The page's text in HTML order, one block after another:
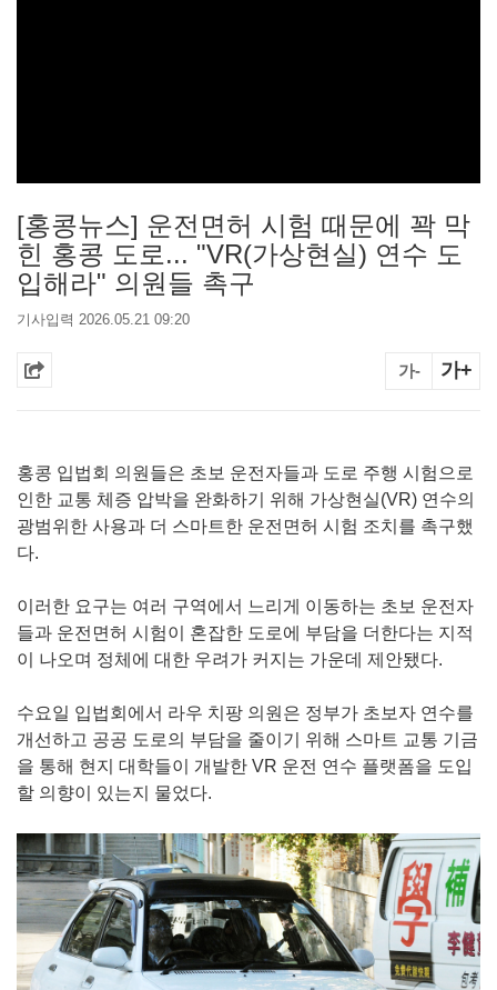
[홍콩뉴스] 운전면허 시험 때문에 꽉 막
힌 홍콩 도로... "VR(가상현실) 연수 도
입해라" 의원들 촉구
기사입력 2026.05.21 09:20
가- 가+
홍콩 입법회 의원들은 초보 운전자들과 도로 주행 시험으로
인한 교통 체증 압박을 완화하기 위해 가상현실(VR) 연수의
광범위한 사용과 더 스마트한 운전면허 시험 조치를 촉구했
다.
이러한 요구는 여러 구역에서 느리게 이동하는 초보 운전자
들과 운전면허 시험이 혼잡한 도로에 부담을 더한다는 지적
이 나오며 정체에 대한 우려가 커지는 가운데 제안됐다.
수요일 입법회에서 라우 치팡 의원은 정부가 초보자 연수를
개선하고 공공 도로의 부담을 줄이기 위해 스마트 교통 기금
을 통해 현지 대학들이 개발한 VR 운전 연수 플랫폼을 도입
할 의향이 있는지 물었다.